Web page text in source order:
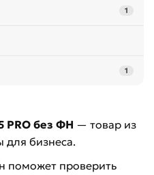
1
1
PRO без ФН — товар из
для бизнеса.
поможет проверить